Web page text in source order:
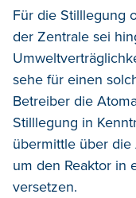
Für die Stilllegung
der Zentrale sei
sehe für einen
Betreiber die
Stilllegung in
übermittle über
um den Reaktor in
versetzen.